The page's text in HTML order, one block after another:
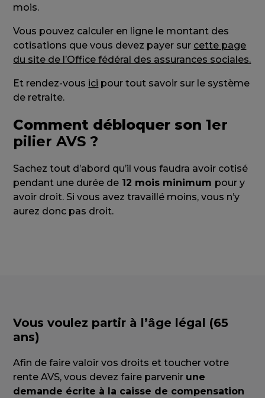
mois.
Vous pouvez calculer en ligne le montant des
cotisations que vous devez payer sur cette page
du site de l’Office fédéral des assurances sociales.
Et rendez-vous ici pour tout savoir sur le système
de retraite.
Comment débloquer son1er
pilier AVS ?
Sachez tout d’abord qu’il vous faudra avoir cotisé
pendant une durée de 12 mois minimum pour y
avoir droit. Si vous avez travaillé moins, vous n’y
aurez donc pas droit.
Vous voulez partir à l’âge légal (65
ans)
Afin de faire valoir vos droits et toucher votre
rente AVS, vous devez faire parvenir une
demande écrite à la caisse de compensation